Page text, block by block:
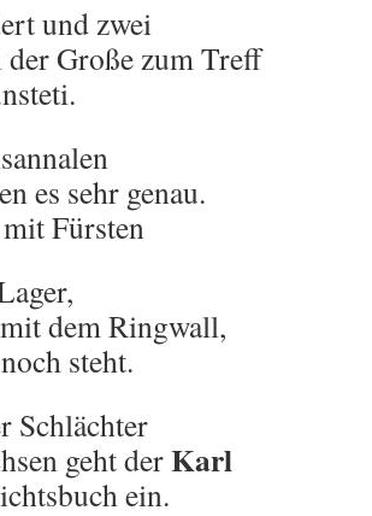
und zwei
der Große zum Treff
es sehr genau.
Fürsten
dem Ringwall,
steht.
Schlächter
geht derKarl
ein.